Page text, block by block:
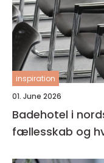
inspiration
01. June 2026
Badehotel i
fællesskab og